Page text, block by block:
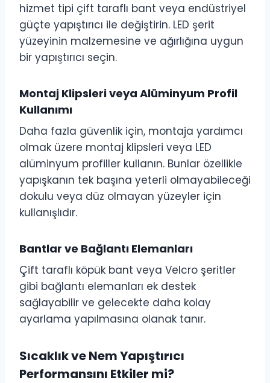
hizmet tipi çift taraflı bant veya endüstriyel
güçte yapıştırıcı ile değiştirin. LED şerit
yüzeyinin malzemesine ve ağırlığına uygun
bir yapıştırıcı seçin.
Montaj Klipsleri veya Alüminyum Profil
Kullanımı
Daha fazla güvenlik için, montaja yardımcı
olmak üzere montaj klipsleri veya LED
alüminyum profiller kullanın. Bunlar özellikle
yapışkanın tek başına yeterli olmayabileceği
dokulu veya düz olmayan yüzeyler için
kullanışlıdır.
Bantlar ve Bağlantı Elemanları
Çift taraflı köpük bant veya Velcro şeritler
gibi bağlantı elemanları ek destek
sağlayabilir ve gelecekte daha kolay
ayarlama yapılmasına olanak tanır.
Sıcaklık ve Nem Yapıştırıcı
Performansını Etkiler mi?